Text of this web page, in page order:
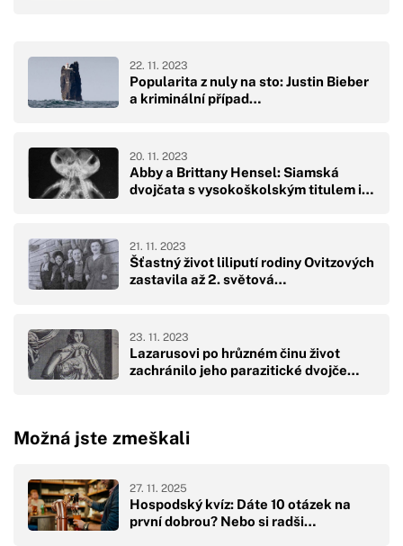
Popularita z nuly na sto: Justin Bieber
a kriminální případ…
22. 11. 2023
Abby a Brittany Hensel: Siamská
dvojčata s vysokoškolským titulem i…
20. 11. 2023
Šťastný život liliputí rodiny Ovitzových
zastavila až 2. světová…
21. 11. 2023
Lazarusovi po hrůzném činu život
zachránilo jeho parazitické dvojče…
23. 11. 2023
Možná jste zmeškali
Hospodský kvíz: Dáte 10 otázek na
první dobrou? Nebo si radši…
27. 11. 2025